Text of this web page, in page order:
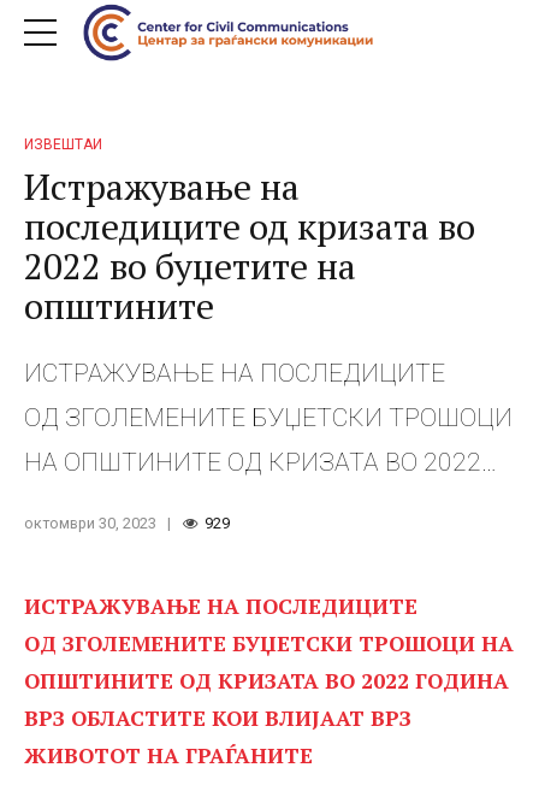
ИЗВЕШТАИ
Истражување на
последиците од кризата во
2022 во буџетите на
општините
ИСТРАЖУВАЊЕ НА ПОСЛЕДИЦИТЕ
ОД ЗГОЛЕМЕНИТЕ БУЏЕТСКИ ТРОШОЦИ
НА ОПШТИНИТЕ ОД КРИЗАТА ВО 2022
патишта и улици, булевари, тротоари,
плоштади, комунална инфраструктура,
градинки и училишта, гасификации на
општините – останале нереализирани
октомври 30, 2023 929
ИСТРАЖУВАЊЕ НА ПОСЛЕДИЦИТЕ
ОД ЗГОЛЕМЕНИТЕ БУЏЕТСКИ ТРОШОЦИ НА
ОПШТИНИТЕ ОД КРИЗАТА ВО 2022 ГОДИНА
ВРЗ ОБЛАСТИТЕ КОИ ВЛИЈААТ ВРЗ
ЖИВОТОТ НА ГРАЃАНИТЕ